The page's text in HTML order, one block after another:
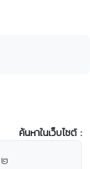
ค้นหาในเว็บไซต์ :